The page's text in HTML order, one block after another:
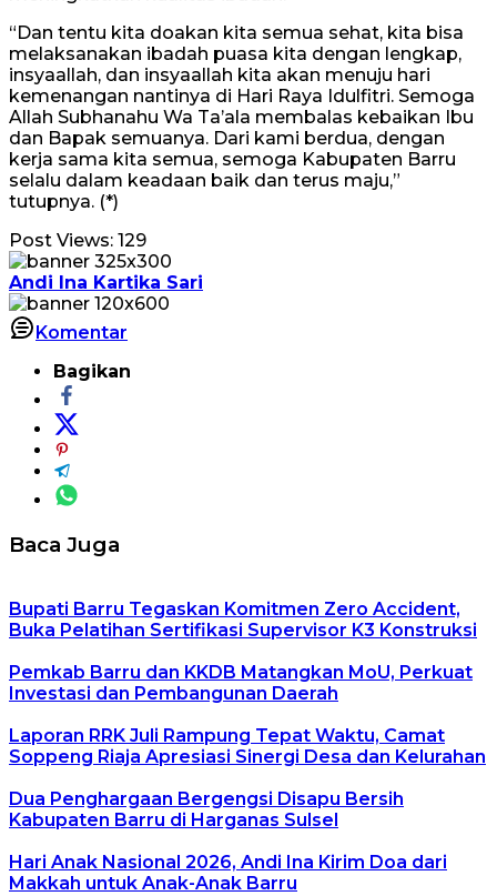
“Dan tentu kita doakan kita semua sehat, kita bisa
melaksanakan ibadah puasa kita dengan lengkap,
insyaallah, dan insyaallah kita akan menuju hari
kemenangan nantinya di Hari Raya Idulfitri. Semoga
Allah Subhanahu Wa Ta’ala membalas kebaikan Ibu
dan Bapak semuanya. Dari kami berdua, dengan
kerja sama kita semua, semoga Kabupaten Barru
selalu dalam keadaan baik dan terus maju,”
tutupnya. (*)
Post Views: 129
Andi Ina Kartika Sari
Komentar
Bagikan
Baca Juga
Bupati Barru Tegaskan Komitmen Zero Accident,
Buka Pelatihan Sertifikasi Supervisor K3 Konstruksi
Pemkab Barru dan KKDB Matangkan MoU, Perkuat
Investasi dan Pembangunan Daerah
Laporan RRK Juli Rampung Tepat Waktu, Camat
Soppeng Riaja Apresiasi Sinergi Desa dan Kelurahan
Dua Penghargaan Bergengsi Disapu Bersih
Kabupaten Barru di Harganas Sulsel
Hari Anak Nasional 2026, Andi Ina Kirim Doa dari
Makkah untuk Anak-Anak Barru